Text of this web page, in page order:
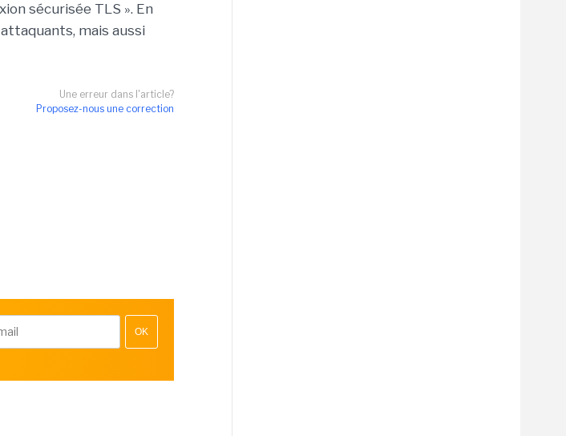
sécurisée TLS ». En
mais aussi
Une erreur dans l'article?
Proposez-nous une correction
OK